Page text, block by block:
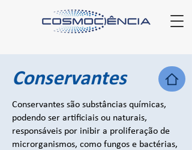
Conservantes
Conservantes são substâncias químicas,
podendo ser artificiais ou naturais,
responsáveis por inibir a proliferação de
microrganismos, como fungos e bactérias,